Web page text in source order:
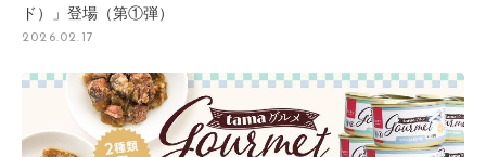
ド）」登場（第①弾）
2026.02.17